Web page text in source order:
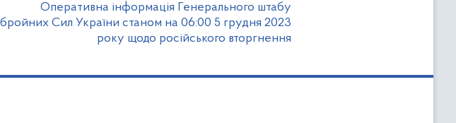
Оперативна інформація Генерального штабу
Сил України станом на 06:00 5 грудня 2023
року щодо російського вторгнення